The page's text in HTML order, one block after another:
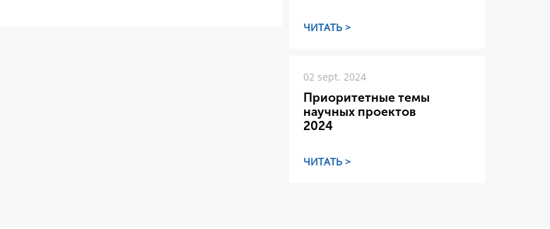
ЧИТАТЬ >
02 sept. 2024
Приоритетные темы
научных проектов
2024
ЧИТАТЬ >